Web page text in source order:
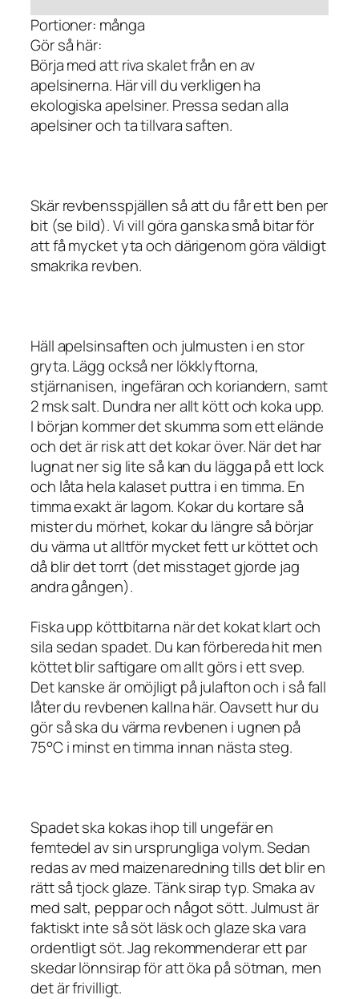
Portioner: många
Gör så här:
Börja med att riva skalet från en av
apelsinerna. Här vill du verkligen ha
ekologiska apelsiner. Pressa sedan alla
apelsiner och ta tillvara saften.
Skär revbensspjällen så att du får ett ben per
bit (se bild). Vi vill göra ganska små bitar för
att få mycket yta och därigenom göra väldigt
smakrika revben.
Häll apelsinsaften och julmusten i en stor
gryta. Lägg också ner lökklyftorna,
stjärnanisen, ingefäran och koriandern, samt
2 msk salt. Dundra ner allt kött och koka upp.
I början kommer det skumma som ett elände
och det är risk att det kokar över. När det har
lugnat ner sig lite så kan du lägga på ett lock
och låta hela kalaset puttra i en timma. En
timma exakt är lagom. Kokar du kortare så
mister du mörhet, kokar du längre så börjar
du värma ut alltför mycket fett ur köttet och
då blir det torrt (det misstaget gjorde jag
andra gången).
Fiska upp köttbitarna när det kokat klart och
sila sedan spadet. Du kan förbereda hit men
köttet blir saftigare om allt görs i ett svep.
Det kanske är omöjligt på julafton och i så fall
låter du revbenen kallna här. Oavsett hur du
gör så ska du värma revbenen i ugnen på
75°C i minst en timma innan nästa steg.
Spadet ska kokas ihop till ungefär en
femtedel av sin ursprungliga volym. Sedan
redas av med maizenaredning tills det blir en
rätt så tjock glaze. Tänk sirap typ. Smaka av
med salt, peppar och något sött. Julmust är
faktiskt inte så söt läsk och glaze ska vara
ordentligt söt. Jag rekommenderar ett par
skedar lönnsirap för att öka på sötman, men
det är frivilligt.